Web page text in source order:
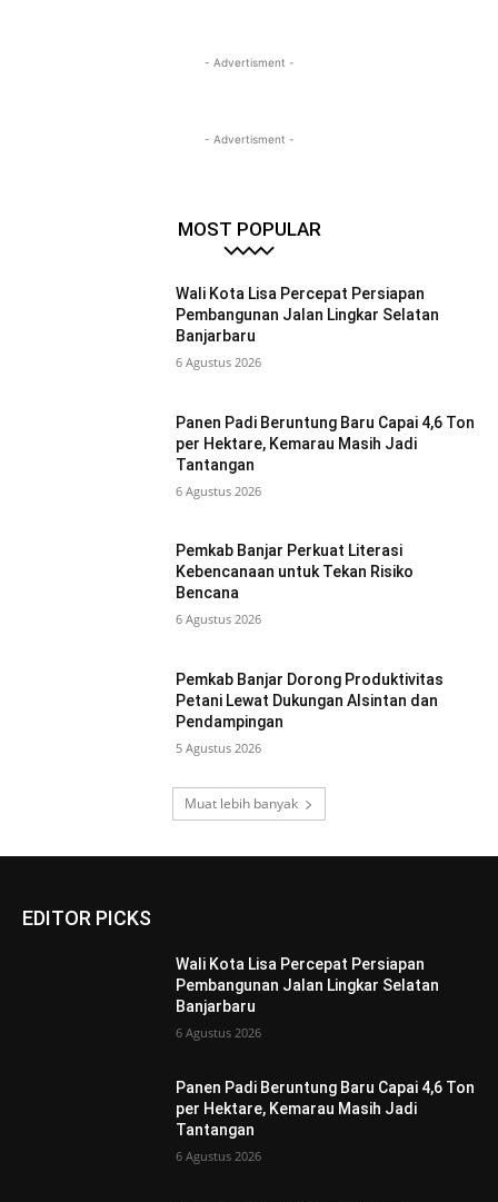
- Advertisment -
- Advertisment -
MOST POPULAR
Wali Kota Lisa Percepat Persiapan
Pembangunan Jalan Lingkar Selatan
Banjarbaru
6 Agustus 2026
Panen Padi Beruntung Baru Capai 4,6 Ton
per Hektare, Kemarau Masih Jadi
Tantangan
6 Agustus 2026
Pemkab Banjar Perkuat Literasi
Kebencanaan untuk Tekan Risiko
Bencana
6 Agustus 2026
Pemkab Banjar Dorong Produktivitas
Petani Lewat Dukungan Alsintan dan
Pendampingan
5 Agustus 2026
Muat lebih banyak
EDITOR PICKS
Wali Kota Lisa Percepat Persiapan
Pembangunan Jalan Lingkar Selatan
Banjarbaru
6 Agustus 2026
Panen Padi Beruntung Baru Capai 4,6 Ton
per Hektare, Kemarau Masih Jadi
Tantangan
6 Agustus 2026